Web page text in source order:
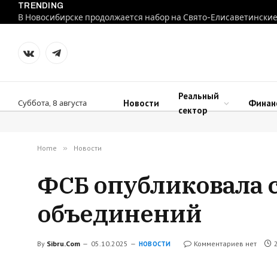
TRENDING
В Новосибирске продолжается набор на Свято-
VKontakteTelegram
Суббота, 8 августа Новости
Реальный
сектор
Home » Новости
ФСБ опубликовала
объединений
By Sibru.Com 05.10.2025 НОВОСТИ Комментариев нет